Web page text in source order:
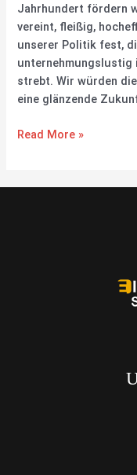
Jahrhundert fördern
vereint, fleißig,
unserer Politik fest,
strebt. Wir würden
eine glänzende
Read More »